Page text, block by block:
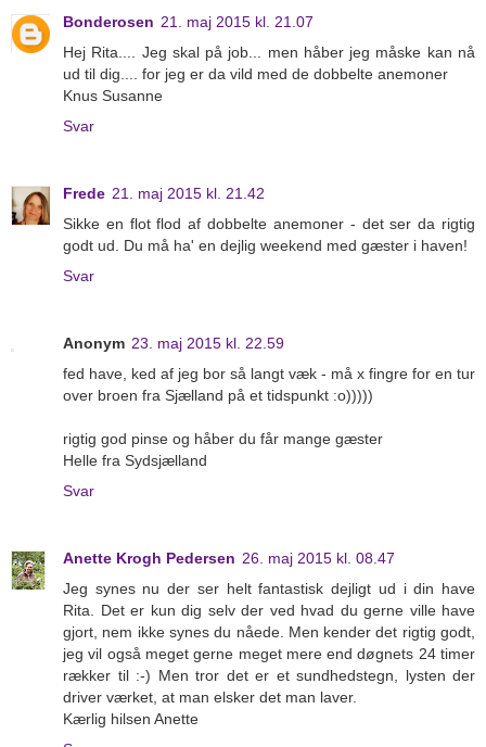
Bonderosen 21. maj 2015 kl. 21.07
Hej Rita.... Jeg skal på job... men håber jeg måske kan nå
ud til dig.... for jeg er da vild med de dobbelte anemoner
Knus Susanne
Svar
Frede 21. maj 2015 kl. 21.42
Sikke en flot flod af dobbelte anemoner - det ser da rigtig
godt ud. Du må ha' en dejlig weekend med gæster i haven!
Svar
Anonym 23. maj 2015 kl. 22.59
fed have, ked af jeg bor så langt væk - må x fingre for en tur
over broen fra Sjælland på et tidspunkt :o)))))
rigtig god pinse og håber du får mange gæster
Helle fra Sydsjælland
Svar
Anette Krogh Pedersen 26. maj 2015 kl. 08.47
Jeg synes nu der ser helt fantastisk dejligt ud i din have
Rita. Det er kun dig selv der ved hvad du gerne ville have
gjort, nem ikke synes du nåede. Men kender det rigtig godt,
jeg vil også meget gerne meget mere end døgnets 24 timer
rækker til :-) Men tror det er et sundhedstegn, lysten der
driver værket, at man elsker det man laver.
Kærlig hilsen Anette